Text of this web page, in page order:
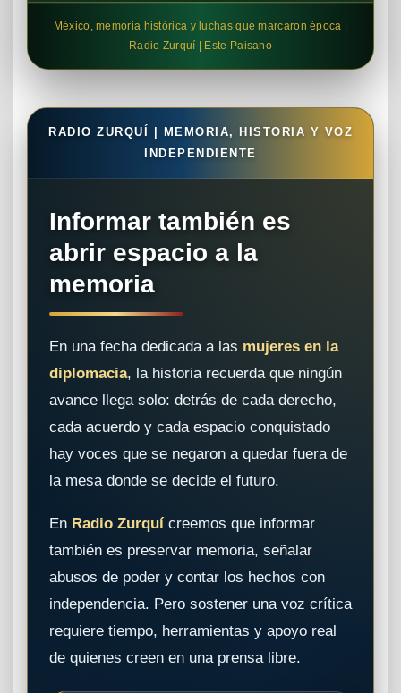
México, memoria histórica y luchas que marcaron época |
Radio Zurquí | Este Paisano
RADIO ZURQUÍ | MEMORIA, HISTORIA Y VOZ
INDEPENDIENTE
Informar también es
abrir espacio a la
memoria
En una fecha dedicada a las mujeres en la
diplomacia, la historia recuerda que ningún
avance llega solo: detrás de cada derecho,
cada acuerdo y cada espacio conquistado
hay voces que se negaron a quedar fuera de
la mesa donde se decide el futuro.
En Radio Zurquí creemos que informar
también es preservar memoria, señalar
abusos de poder y contar los hechos con
independencia. Pero sostener una voz crítica
requiere tiempo, herramientas y apoyo real
de quienes creen en una prensa libre.